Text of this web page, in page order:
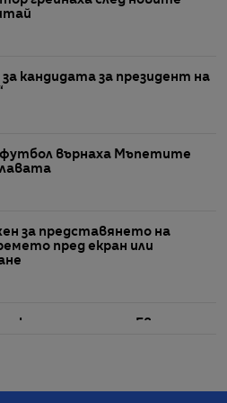
за кандидата за президент на
върнаха Мъпетите
за представянето на
пред екран или
на цяла Европа